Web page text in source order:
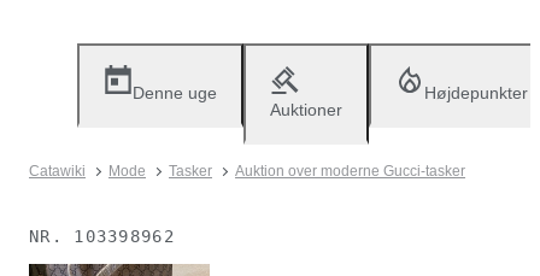
Denne uge
Auktioner
Højdepunkter
Catawiki Mode Tasker Auktion over moderne Gucci-tasker
NR. 103398962